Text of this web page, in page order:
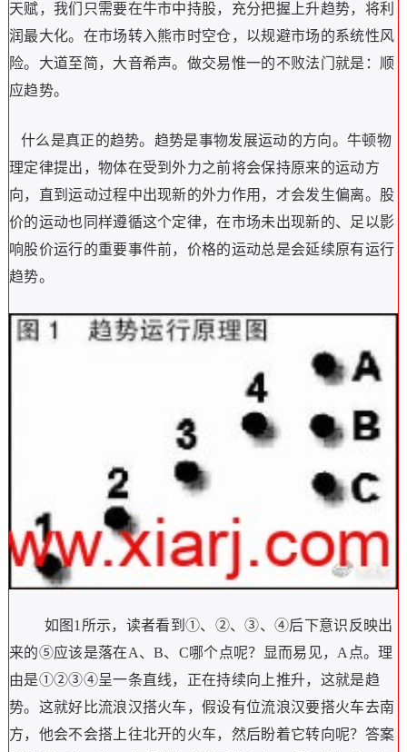
天赋，我们只需要在牛市中持股，充分把握上升趋势，将利
润最大化。在市场转入熊市时空仓，以规避市场的系统性风
险。大道至简，大音希声。做交易惟一的不败法门就是：顺
应趋势。
什么是真正的趋势。 趋势是事物发展运动的方向。牛顿物
理定律提出，物体在受到外力之前将会保持原来的运动方
向，直到运动过程中出现新的外力作用，才会发生偏离。股
价的运动也同样遵循这个定律，在市场未出现新的、足以影
响股价运行的重要事件前，价格的运动总是会延续原有运行
趋势。
如图1所示，读者看到①、②、③、④后下意识反映出
来的⑤应该是落在A、B、C哪个点呢？显而易见，A点。理
由是①②③④呈一条直线，正在持续向上推升，这就是趋
势。这就好比流浪汉搭火车，假设有位流浪汉要搭火车去南
方，他会不会搭上往北开的火车，然后盼着它转向呢？答案